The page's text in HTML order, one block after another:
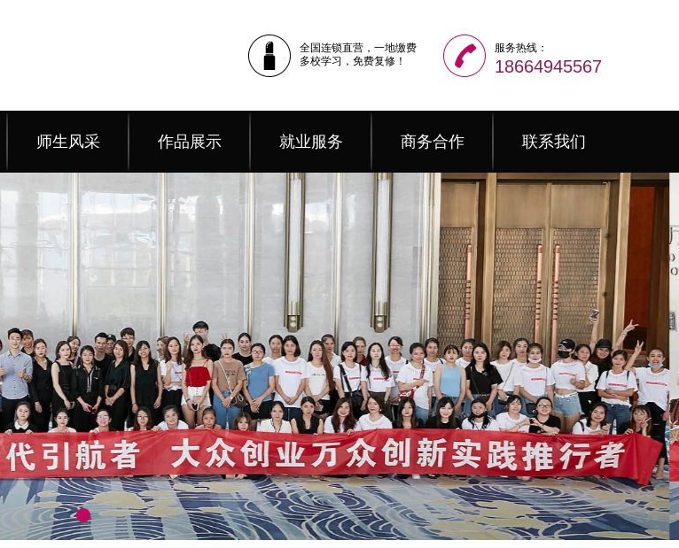
全国连锁直营，一地缴费
多校学习，免费复修！
服务热线：
18664945567
师生风采 作品展示 就业服务 商务合作 联系我们